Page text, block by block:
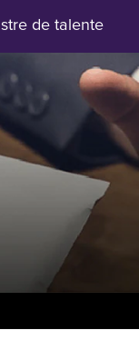
de talente